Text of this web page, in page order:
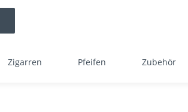
Zigarren Pfeifen Zubehör